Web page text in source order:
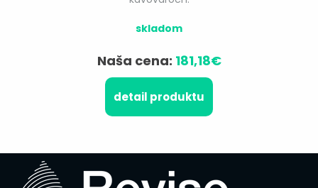
skladom
Naša cena: 181,18€
detail produktu